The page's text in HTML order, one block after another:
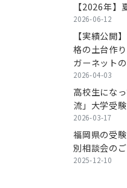
【2026年】
2026-06-12
【実績公開
格の土台作
ガーネット
2026-04-03
高校生にな
流」大学受
2026-03-17
福岡県の受
別相談会の
2025-12-10